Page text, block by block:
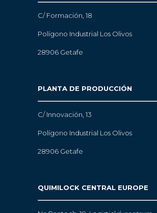
C/ Formación, 18
Polígono Industrial Los Olivos
28906 Getafe
PLANTA DE PRODUCCIÓN
C/ Innovación, 13
Polígono Industrial Los Olivos
28906 Getafe
QUIMILOCK CENTRAL EUROPE